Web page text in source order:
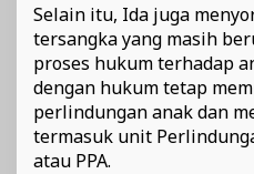
Selain itu, Ida juga
tersangka yang masih
proses hukum terhadap
dengan hukum tetap
perlindungan anak dan
termasuk unit
atau PPA.